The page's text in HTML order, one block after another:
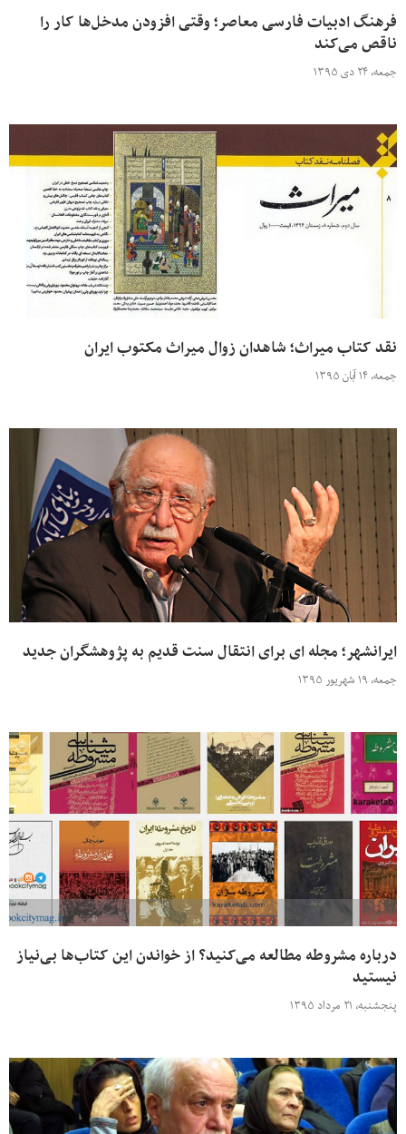
فرهنگ ادبیات فارسی معاصر؛ وقتی افزودن مدخل‌ها کار را
ناقص می‌کند
جمعه، ۲۴ دی ۱۳۹۵
نقد کتاب میراث؛ شاهدان زوال میراث مکتوب ایران
جمعه، ۱۴ آبان ۱۳۹۵
ایرانشهر؛ مجله ای برای انتقال سنت قدیم به پژوهشگران جدید
جمعه، ۱۹ شهریور ۱۳۹۵
درباره مشروطه مطالعه می‌کنید؟ از خواندن این کتاب‌ها بی‌نیاز
نیستید
پنجشنبه، ۲۱ مرداد ۱۳۹۵